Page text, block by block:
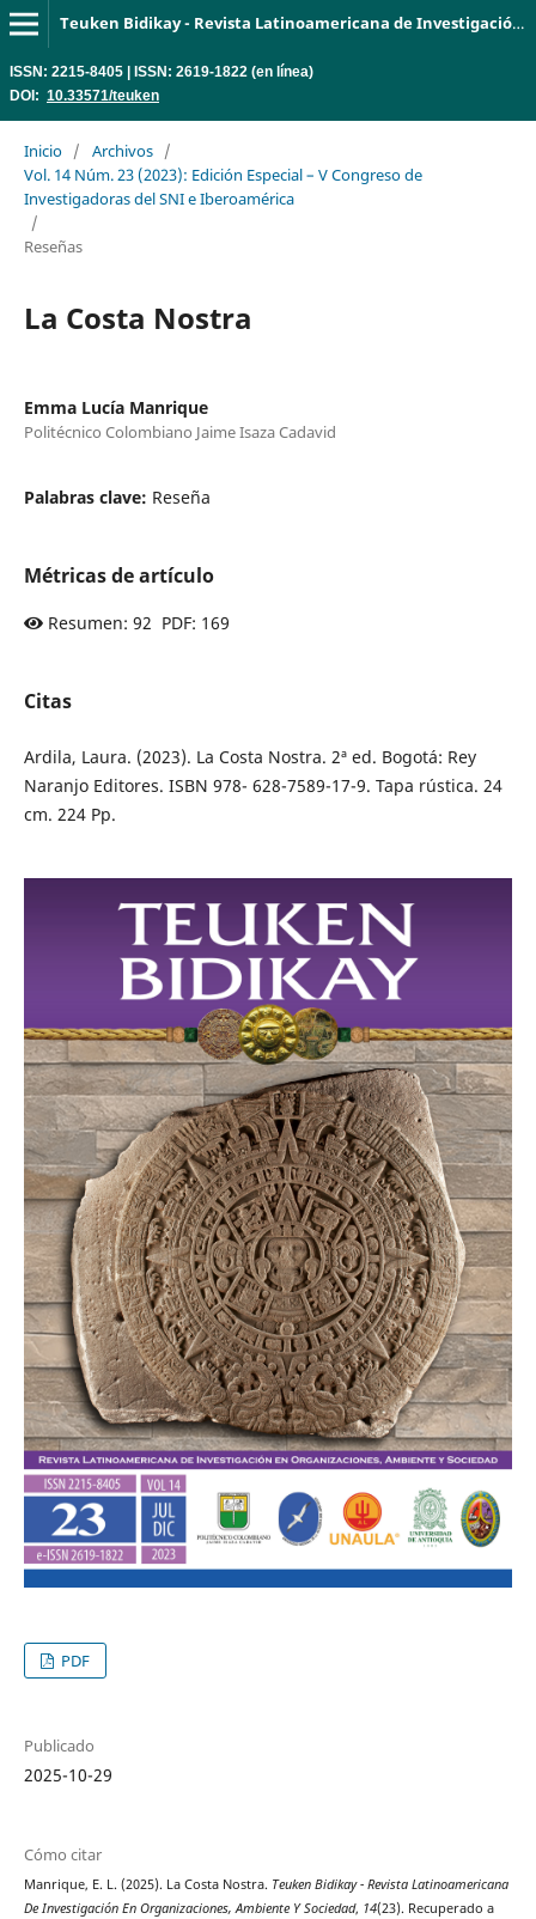
Teuken Bidikay - Revista Latinoamericana de Investigación en Organizaciones, Ambiente y Sociedad
ISSN: 2215-8405 | ISSN: 2619-1822 (en línea)
DOI: 10.33571/teuken
Inicio / Archivos /
Vol. 14 Núm. 23 (2023): Edición Especial – V Congreso de
Investigadoras del SNI e Iberoamérica
/
Reseñas
La Costa Nostra
Emma Lucía Manrique
Politécnico Colombiano Jaime Isaza Cadavid
Palabras clave: Reseña
Métricas de artículo
Resumen: 92 PDF: 169
Citas
Ardila, Laura. (2023). La Costa Nostra. 2ª ed. Bogotá: Rey
Naranjo Editores. ISBN 978- 628-7589-17-9. Tapa rústica. 24
cm. 224 Pp.
PDF
Publicado
2025-10-29
Cómo citar
Manrique, E. L. (2025). La Costa Nostra. Teuken Bidikay - Revista Latinoamericana
De Investigación En Organizaciones, Ambiente Y Sociedad, 14(23). Recuperado a